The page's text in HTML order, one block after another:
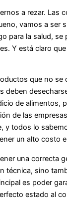
a rezar. Las
vamos a ser
para la salud, se
Y está claro
que no se
deben
de alimentos,
de las
y todos lo
un alto costo
una correcta
técnica, sino
es poder
estado al